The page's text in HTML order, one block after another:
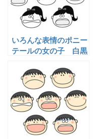
いろんな表情のポニー
テールの女の子 白黒